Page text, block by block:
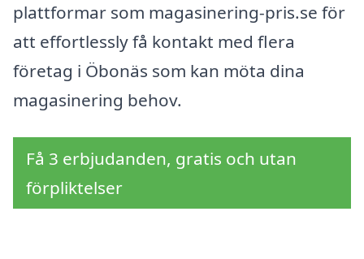
plattformar som magasinering-pris.se för
att effortlessly få kontakt med flera
företag i Öbonäs som kan möta dina
magasinering behov.
Få 3 erbjudanden, gratis och utan
förpliktelser